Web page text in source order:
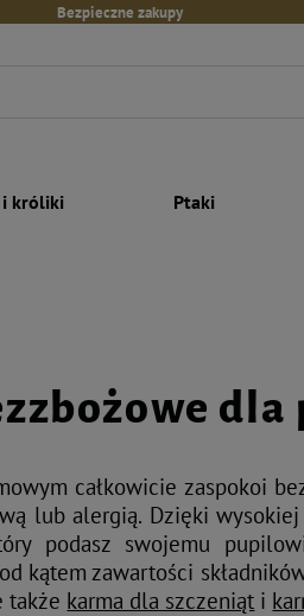
Bezpieczne zakupy
i króliki Ptaki
dla
całkowicie zaspokoi
lub alergią. Dzięki
podasz swojemu
kątem zawartości
także karma dla szczeniąt i